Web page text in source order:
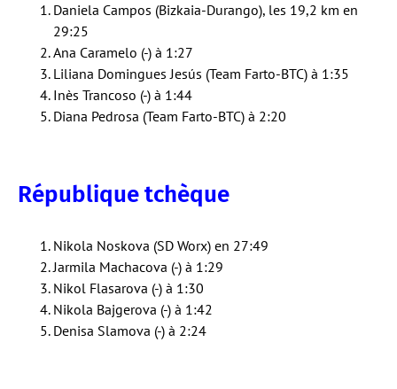
Daniela Campos (Bizkaia-Durango), les 19,2 km en
29:25
Ana Caramelo (-) à 1:27
Liliana Domingues Jesús (Team Farto-BTC) à 1:35
Inès Trancoso (-) à 1:44
Diana Pedrosa (Team Farto-BTC) à 2:20
République tchèque
Nikola Noskova (SD Worx) en 27:49
Jarmila Machacova (-) à 1:29
Nikol Flasarova (-) à 1:30
Nikola Bajgerova (-) à 1:42
Denisa Slamova (-) à 2:24